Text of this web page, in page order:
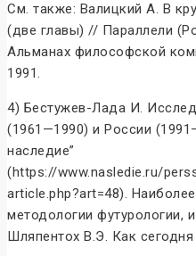
См. также: Валицкий А. В
(две главы) // Параллели
Альманах философской
1991.
4) Бестужев-Лада И.
(1961—1990) и России
наследие”
(https://www.nasledie.ru/
article.php?art=48).
методологии футурологии,
Шляпентох В.Э. Как